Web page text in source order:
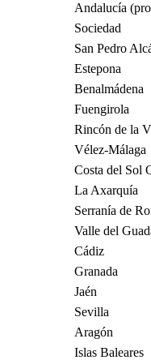
Andalucía
Sociedad
San Pedro
Estepona
Benalmádena
Fuengirola
Rincón de la
Vélez-Málaga
Costa del Sol
La Axarquía
Serranía de
Valle del
Cádiz
Granada
Jaén
Sevilla
Aragón
Islas Baleares